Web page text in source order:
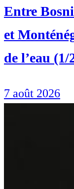
Entre
et
de l’eau (1/
7 août 2026